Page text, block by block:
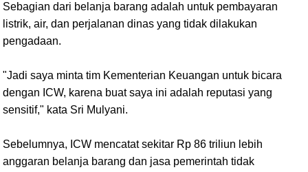
Sebagian dari belanja barang adalah untuk pembayaran
listrik, air, dan perjalanan dinas yang tidak dilakukan
pengadaan.
"Jadi saya minta tim Kementerian Keuangan untuk bicara
dengan ICW, karena buat saya ini adalah reputasi yang
sensitif," kata Sri Mulyani.
Sebelumnya, ICW mencatat sekitar Rp 86 triliun lebih
anggaran belanja barang dan jasa pemerintah tidak